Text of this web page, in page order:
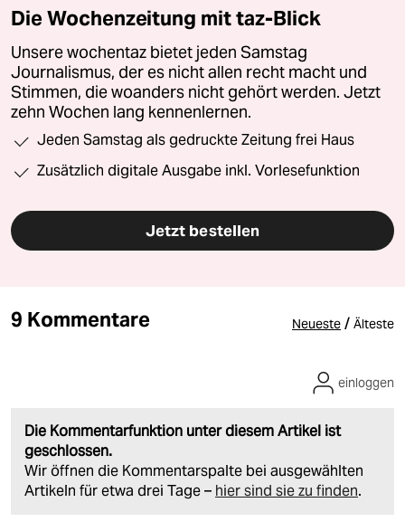
Die Wochenzeitung mit taz-Blick
Unsere wochentaz bietet jeden Samstag
Journalismus, der es nicht allen recht macht und
Stimmen, die woanders nicht gehört werden. Jetzt
zehn Wochen lang kennenlernen.
Jeden Samstag als gedruckte Zeitung frei Haus
Zusätzlich digitale Ausgabe inkl. Vorlesefunktion
Jetzt bestellen
9 Kommentare Neueste / Älteste
Die Kommentarfunktion unter diesem Artikel ist
geschlossen.
Wir öffnen die Kommentarspalte bei ausgewählten
Artikeln für etwa drei Tage – hier sind sie zu finden.
einloggen